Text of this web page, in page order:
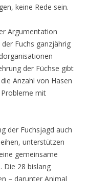
keine Rede sein.
Argumentation
Fuchs ganzjährig
der Füchse gibt
Anzahl von Hasen
mit
der Fuchsjagd auch
unterstützen
gemeinsame
Die 28 bislang
– darunter Animal